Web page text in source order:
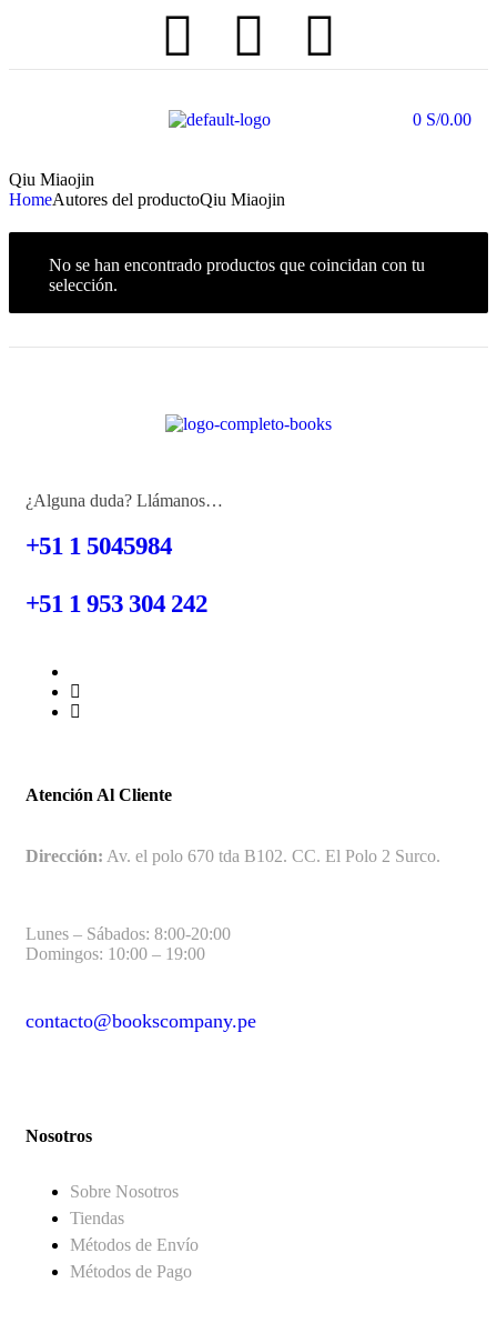
0 S/0.00
Qiu Miaojin
HomeAutores del productoQiu Miaojin
No se han encontrado productos que coincidan con tu
selección.
¿Alguna duda? Llámanos…
+51 1 5045984
+51 1 953 304 242
Atención Al Cliente
Dirección: Av. el polo 670 tda B102. CC. El Polo 2 Surco.
Lunes – Sábados: 8:00-20:00
Domingos: 10:00 – 19:00
contacto@bookscompany.pe
Nosotros
Sobre Nosotros
Tiendas
Métodos de Envío
Métodos de Pago